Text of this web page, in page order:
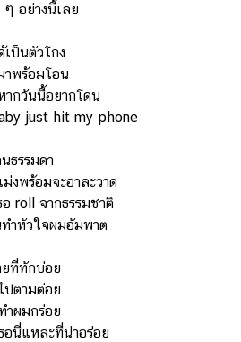
อย่างนี้เลย
ป็นตัวโกง
พร้อมโอน
ากวันนี้อยากโดน
just hit my phone
ธรรมดา
งพร้อมจะอาละวาด
roll จากธรรมชาติ
ำหัวใจผมอัมพาต
ที่ทักบ่อย
ปตามต่อย
ำผมกร่อย
อนี่แหละที่น่าอร่อย